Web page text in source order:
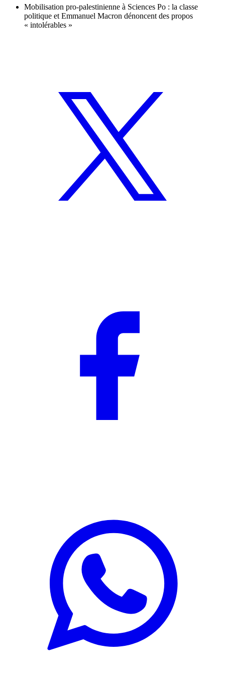
Mobilisation pro-palestinienne à Sciences Po : la classe
politique et Emmanuel Macron dénoncent des propos
« intolérables »